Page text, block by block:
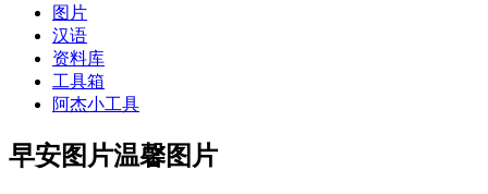
图片
汉语
资料库
工具箱
阿杰小工具
早安图片温馨图片